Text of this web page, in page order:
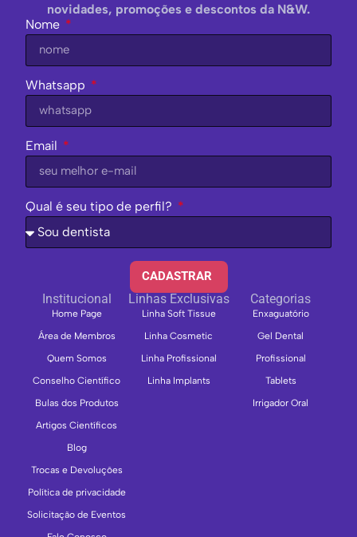
Institucional
Home Page
Área de Membros
Quem Somos
Conselho Científico
Bulas dos Produtos
Artigos Científicos
Blog
Trocas e Devoluções
Política de privacidade
Solicitação de Eventos
Linhas Exclusivas
Linha Soft Tissue
Linha Cosmetic
Linha Profissional
Linha Implants
Categorias
Enxaguatório
Gel Dental
Profissional
Tablets
Irrigador Oral
novidades, promoções e descontos da N&W.
Nome
Whatsapp
Email
Qual é seu tipo de perfil?
CADASTRAR